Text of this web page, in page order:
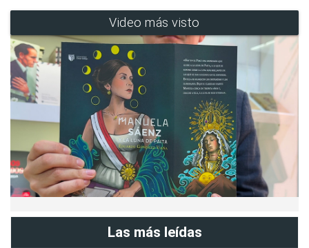
Video más visto
Las más leídas